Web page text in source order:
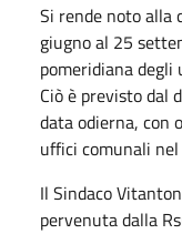
Si rende noto alla
giugno al 25
pomeridiana
Ciò è previsto dal
data odierna, con
uffici comunali
Il Sindaco
pervenuta dalla